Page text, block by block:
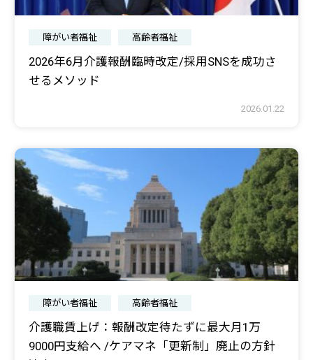
障がい者福祉 高齢者福祉
2026年6月介護報酬臨時改定/採用SNSを成功さ
せるメソッド
2026.01.22
障がい者福祉 高齢者福祉
介護職賃上げ：報酬改定待たずに最大月1万
9000円支給へ /ケアマネ「更新制」廃止の方針